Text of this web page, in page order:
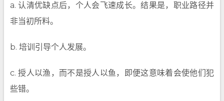
a. 认清优缺点后，个人会飞速成长。结果是，职业路径并
非当初所料。
b. 培训引导个人发展。
c. 授人以渔，而不是授人以鱼，即便这意味着会使他们犯
些错。